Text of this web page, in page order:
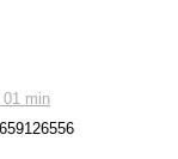
01 min